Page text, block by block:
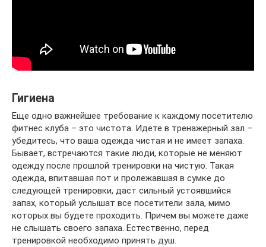
Гигиена
Еще одно важнейшее требование к каждому посетителю
фитнес клуба – это чистота. Идете в тренажерный зал –
убедитесь, что ваша одежда чистая и не имеет запаха.
Бывает, встречаются такие люди, которые не меняют
одежду после прошлой тренировки на чистую. Такая
одежда, впитавшая пот и пролежавшая в сумке до
следующей тренировки, даст сильный устоявшийся
запах, который услышат все посетители зала, мимо
которых вы будете проходить. Причем вы можете даже
не слышать своего запаха. Естественно, перед
тренировкой необходимо принять душ.